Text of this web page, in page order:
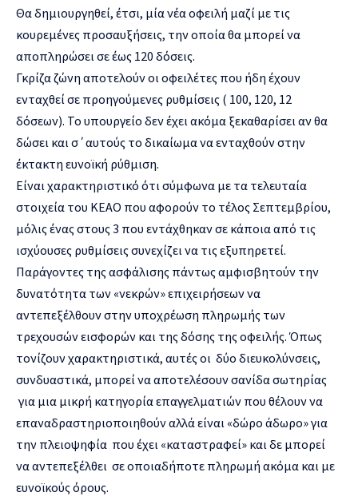
Θα δημιουργηθεί, έτσι, μία νέα οφειλή μαζί με τις
κουρεμένες προσαυξήσεις, την οποία θα μπορεί να
αποπληρώσει σε έως 120 δόσεις.
Γκρίζα ζώνη αποτελούν οι οφειλέτες που ήδη έχουν
ενταχθεί σε προηγούμενες ρυθμίσεις ( 100, 120, 12
δόσεων). Το υπουργείο δεν έχει ακόμα ξεκαθαρίσει αν θα
δώσει και σ΄αυτούς το δικαίωμα να ενταχθούν στην
έκτακτη ευνοϊκή ρύθμιση.
Είναι χαρακτηριστικό ότι σύμφωνα με τα τελευταία
στοιχεία του ΚΕΑΟ που αφορούν το τέλος Σεπτεμβρίου,
μόλις ένας στους 3 που εντάχθηκαν σε κάποια από τις
ισχύουσες ρυθμίσεις συνεχίζει να τις εξυπηρετεί.
Παράγοντες της ασφάλισης πάντως αμφισβητούν την
δυνατότητα των «νεκρών» επιχειρήσεων να
αντεπεξέλθουν στην υποχρέωση πληρωμής των
τρεχουσών εισφορών και της δόσης της οφειλής. Όπως
τονίζουν χαρακτηριστικά, αυτές οι δύο διευκολύνσεις,
συνδυαστικά, μπορεί να αποτελέσουν σανίδα σωτηρίας
για μια μικρή κατηγορία επαγγελματιών που θέλουν να
επαναδραστηριοποιηθούν αλλά είναι «δώρο άδωρο» για
την πλειοψηφία που έχει «καταστραφεί» και δε μπορεί
να αντεπεξέλθει σε οποιαδήποτε πληρωμή ακόμα και με
ευνοϊκούς όρους.